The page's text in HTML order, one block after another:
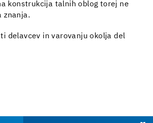
konstrukcija talnih oblog torej ne
znanja.
delavcev in varovanju okolja del